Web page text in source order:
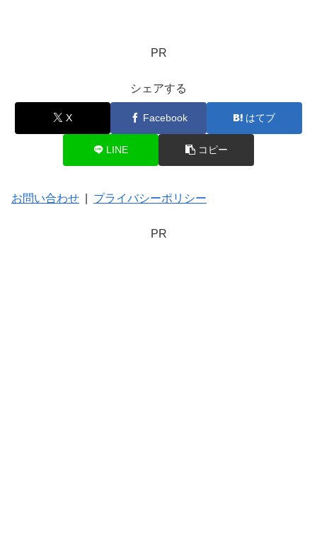
PR
シェアする
X Facebook はてブ
LINE コピー
お問い合わせ プライバシーポリシー
PR